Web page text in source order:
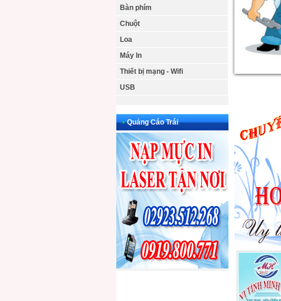
Bàn phím
Chuột
Loa
Máy In
Thiết bị mạng - Wifi
USB
• Quảng Cáo Trái